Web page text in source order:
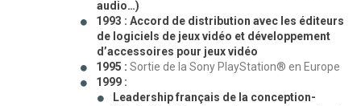
audio…)
1993 : Accord de distribution avec les éditeurs
de logiciels de jeux vidéo et développement
d’accessoires pour jeux vidéo
1995 : Sortie de la Sony PlayStation® en Europe
1999 :
Leadership français de la conception-